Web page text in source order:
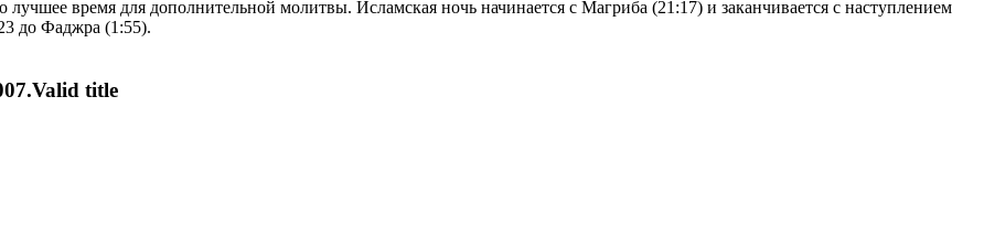
время для дополнительной молитвы. Исламская ночь начинается с Магриба (21:17) и заканчивается с наступлением
до Фаджра (1:55).
title